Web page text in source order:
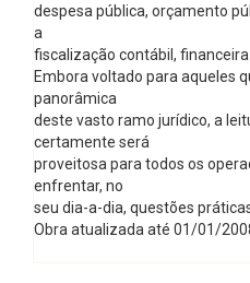
despesa pública, orçamento
a
fiscalização contábil,
Embora voltado para aqueles
panorâmica
deste vasto ramo jurídico, a
certamente será
proveitosa para todos os
enfrentar, no
seu dia-a-dia, questões
Obra atualizada até 01/01/